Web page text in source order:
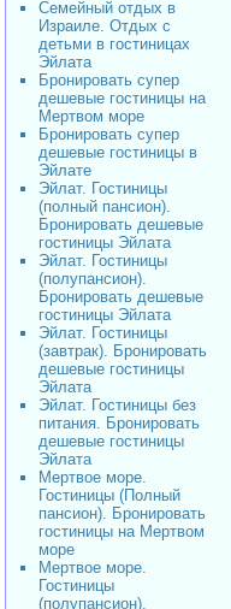
Семейный отдых в
Израиле. Отдых с
детьми в гостиницах
Эйлата
Бронировать супер
дешевые гостиницы на
Мертвом море
Бронировать супер
дешевые гостиницы в
Эйлате
Эйлат. Гостиницы
(полный пансион).
Бронировать дешевые
гостиницы Эйлата
Эйлат. Гостиницы
(полупансион).
Бронировать дешевые
гостиницы Эйлата
Эйлат. Гостиницы
(завтрак). Бронировать
дешевые гостиницы
Эйлата
Эйлат. Гостиницы без
питания. Бронировать
дешевые гостиницы
Эйлата
Мертвое море.
Гостиницы (Полный
пансион). Бронировать
гостиницы на Мертвом
море
Мертвое море.
Гостиницы
(полупансион).